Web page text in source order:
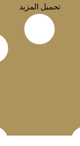
تحميل المزيد